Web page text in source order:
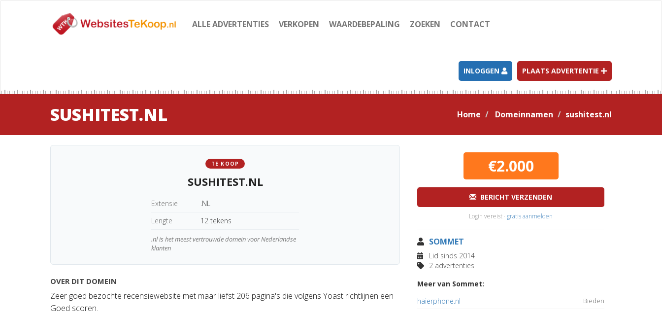
ALLE ADVERTENTIES VERKOPEN WAARDEBEPALING ZOEKEN CONTACT
INLOGGEN PLAATS ADVERTENTIE
SUSHITEST.NL Home Domeinnamen sushitest.nl
TE KOOP
SUSHITEST.NL
Extensie
.NL
Lengte
12 tekens
.nl is het meest vertrouwde domein voor Nederlandse
klanten
OVER DIT DOMEIN
Zeer goed bezochte recensiewebsite met maar liefst 206 pagina's die volgens Yoast richtlijnen een
Goed scoren.
€2.000
BERICHT VERZENDEN
Login vereist · gratis aanmelden
SOMMET
Lid sinds 2014
2 advertenties
Meer van Sommet:
haierphone.nl
Bieden